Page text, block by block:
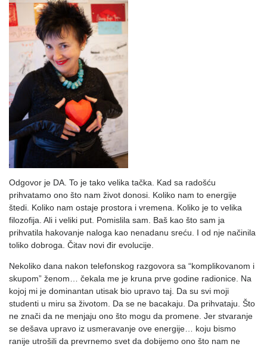
Odgovor je DA. To je tako velika tačka. Kad sa radošću
prihvatamo ono što nam život donosi. Koliko nam to energije
štedi. Koliko nam ostaje prostora i vremena. Koliko je to velika
filozofija. Ali i veliki put. Pomislila sam. Baš kao što sam ja
prihvatila hakovanje naloga kao nenadanu sreću. I od nje načinila
toliko dobroga. Čitav novi đir evolucije.
Nekoliko dana nakon telefonskog razgovora sa “komplikovanom i
skupom” ženom… čekala me je kruna prve godine radionice. Na
kojoj mi je dominantan utisak bio upravo taj. Da su svi moji
studenti u miru sa životom. Da se ne bacakaju. Da prihvataju. Što
ne znači da ne menjaju ono što mogu da promene. Jer stvaranje
se dešava upravo iz usmeravanje ove energije… koju bismo
ranije utrošili da prevrnemo svet da dobijemo ono što nam ne